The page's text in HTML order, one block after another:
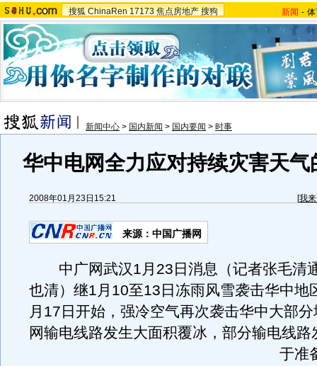
搜狐 ChinaRen 17173 焦点房地产 搜狗 新闻 -
新闻中心 > 国内新闻 > 国内要闻 > 时事
华中电网全力应对持续灾害天气
2008年01月23日15:21 [我
来源：中国广播网
中广网武汉1月23日消息（记者张毛清
也清）继1月10至13日冻雨风雪袭击华中地
月17日开始，强冷空气再次袭击华中大部
网输电线路发生大面积覆冰，部分输电线路
于准